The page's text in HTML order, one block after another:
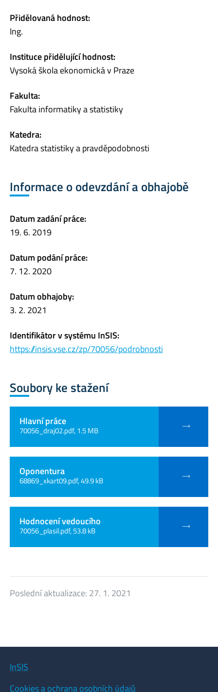
Přidělovaná hodnost:
Ing.
Instituce přidělující hodnost:
Vysoká škola ekonomická v Praze
Fakulta:
Fakulta informatiky a statistiky
Katedra:
Katedra statistiky a pravděpodobnosti
Informace o odevzdání a obhajobě
Datum zadání práce:
19. 6. 2019
Datum podání práce:
7. 12. 2020
Datum obhajoby:
3. 2. 2021
Identifikátor v systému InSIS:
https://insis.vse.cz/zp/70056/podrobnosti
Soubory ke stažení
Hlavní práce
70056_draj02.pdf, 1.5 MB
Oponentura
68869_xkart09.pdf, 49.9 kB
Hodnocení vedoucího
70056_plasil.pdf, 53.8 kB
Poslední aktualizace: 27. 1. 2021
InSIS
Cookies a ochrana osobních údajů